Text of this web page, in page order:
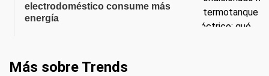
electrodoméstico consume más
energía
Más sobre Trends